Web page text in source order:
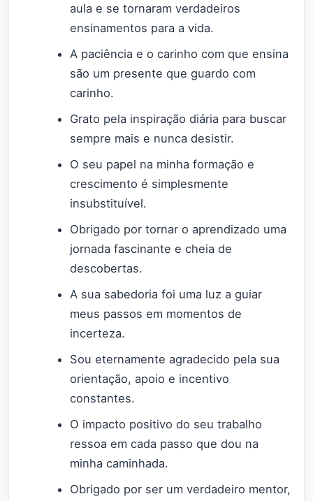
aula e se tornaram verdadeiros
ensinamentos para a vida.
A paciência e o carinho com que ensina
são um presente que guardo com
carinho.
Grato pela inspiração diária para buscar
sempre mais e nunca desistir.
O seu papel na minha formação e
crescimento é simplesmente
insubstituível.
Obrigado por tornar o aprendizado uma
jornada fascinante e cheia de
descobertas.
A sua sabedoria foi uma luz a guiar
meus passos em momentos de
incerteza.
Sou eternamente agradecido pela sua
orientação, apoio e incentivo
constantes.
O impacto positivo do seu trabalho
ressoa em cada passo que dou na
minha caminhada.
Obrigado por ser um verdadeiro mentor,